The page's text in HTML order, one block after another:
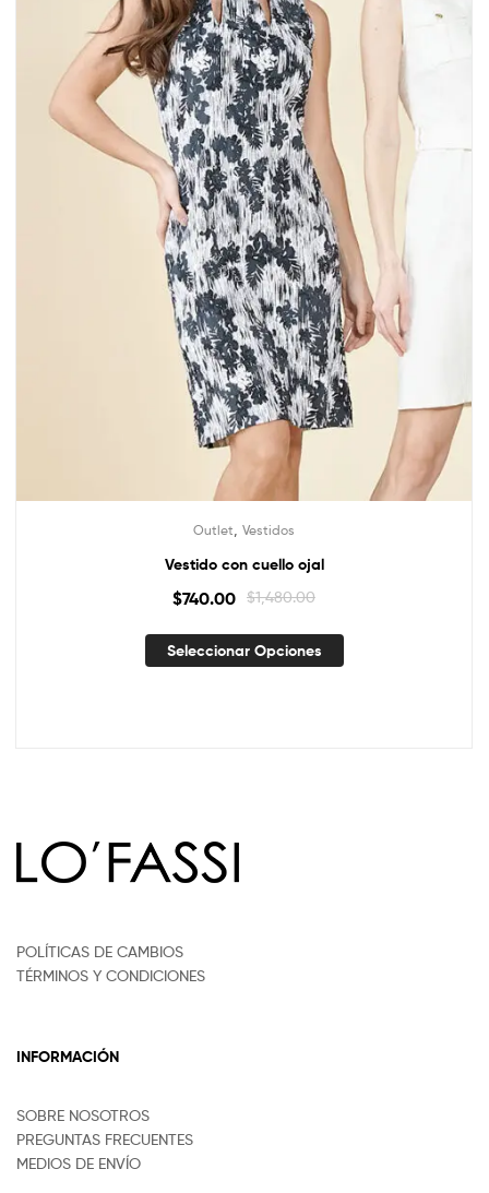
Outlet Vestidos
Vestido con cuello ojal
$1,480.00
$740.00
Seleccionar Opciones
POLÍTICAS DE CAMBIOS
TÉRMINOS Y CONDICIONES
INFORMACIÓN
SOBRE NOSOTROS
PREGUNTAS FRECUENTES
MEDIOS DE ENVÍO